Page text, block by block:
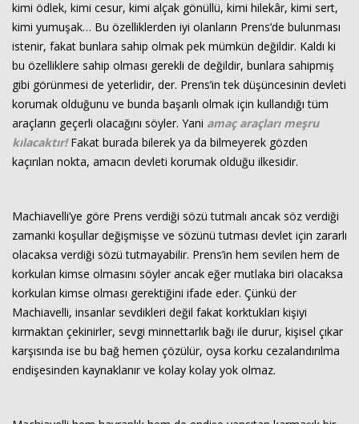
kimi ödlek, kimi cesur, kimi alçak gönüllü, kimi hilekâr, kimi sert,
kimi yumuşak… Bu özelliklerden iyi olanların Prens’de bulunması
istenir, fakat bunlara sahip olmak pek mümkün değildir. Kaldı ki
bu özelliklere sahip olması gerekli de değildir, bunlara sahipmiş
gibi görünmesi de yeterlidir, der. Prens’in tek düşüncesinin devleti
korumak olduğunu ve bunda başarılı olmak için kullandığı tüm
araçların geçerli olacağını söyler. Yani amaç araçları meşru
kılacaktır!Fakat burada bilerek ya da bilmeyerek gözden
kaçırılan nokta, amacın devleti korumak olduğu ilkesidir.
Machiavelli’ye göre Prens verdiği sözü tutmalı ancak söz verdiği
zamanki koşullar değişmişse ve sözünü tutması devlet için zararlı
olacaksa verdiği sözü tutmayabilir. Prens’in hem sevilen hem de
korkulan kimse olmasını söyler ancak eğer mutlaka biri olacaksa
korkulan kimse olması gerektiğini ifade eder. Çünkü der
Machiavelli, insanlar sevdikleri değil fakat korktukları kişiyi
kırmaktan çekinirler, sevgi minnettarlık bağı ile durur, kişisel çıkar
karşısında ise bu bağ hemen çözülür, oysa korku cezalandırılma
endişesinden kaynaklanır ve kolay kolay yok olmaz.